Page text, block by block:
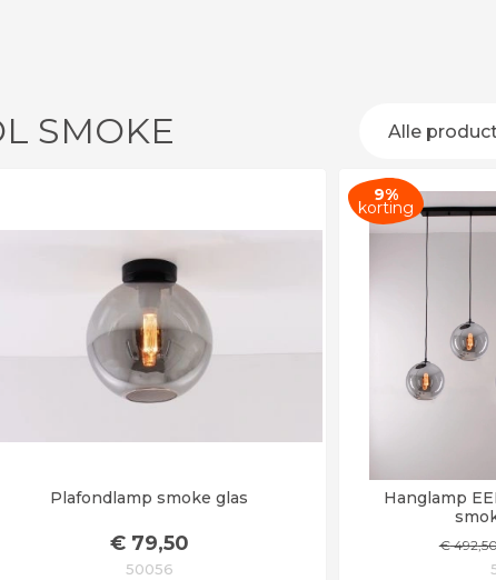
SMOKE Alle
Plafondlamp smoke glas
€79,50
50056
9%
korting
Hanglamp
€492